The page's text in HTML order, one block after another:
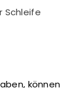
Schleife
können